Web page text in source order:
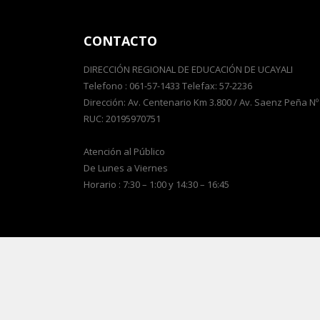
CONTACTO
DIRECCIÓN REGIONAL DE EDUCACIÓN DE UCAYALI
Telefono : 061-57-1433 Telefax: 57-2236
Dirección: Av. Centenario Km 3.800 / Av. Saenz Peña
RUC: 20195970751
Atención al Público
De Lunes a Viernes
Horario : 7:30 – 1:00 y 14:30 – 16:45